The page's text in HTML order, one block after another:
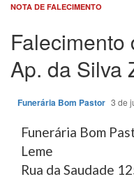
NOTA DE FALECIMENTO
Falecimento
Ap. da Silva
Funerária Bom Pastor 3 de
Funerária Bom
Leme
Rua da Saudade